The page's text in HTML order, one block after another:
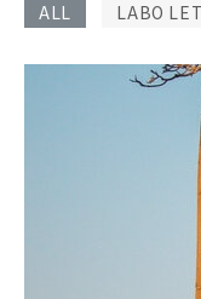
ALL LABO